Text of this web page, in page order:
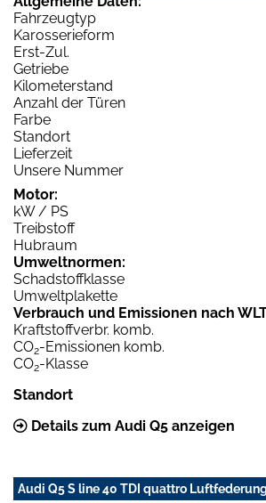
Fahrzeugtyp
Karosserieform
Erst-Zul.
Getriebe
Kilometerstand
Anzahl der Türen
Farbe
Standort
Lieferzeit
Unsere Nummer
Motor:
kW / PS
Treibstoff
Hubraum
Umweltnormen:
Schadstoffklasse
Umweltplakette
Verbrauch und Emissionen nach
Kraftstoffverbr. komb.
CO2-Emissionen komb.
CO2-Klasse
Standort
Details zum Audi Q5 anzeigen
Audi Q5 S line 40 TDI quattro